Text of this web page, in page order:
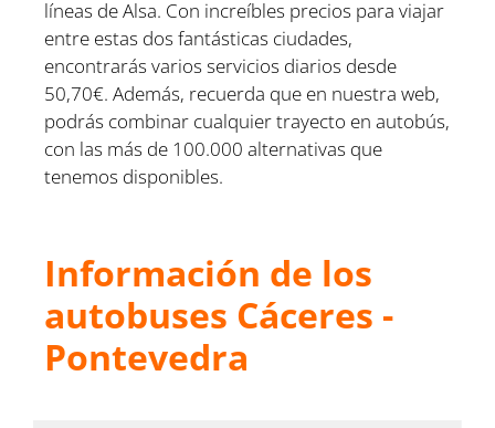
líneas de Alsa. Con increíbles precios para viajar
entre estas dos fantásticas ciudades,
encontrarás varios servicios diarios desde
50,70€. Además, recuerda que en nuestra web,
podrás combinar cualquier trayecto en autobús,
con las más de 100.000 alternativas que
tenemos disponibles.
Información de los
autobuses Cáceres -
Pontevedra